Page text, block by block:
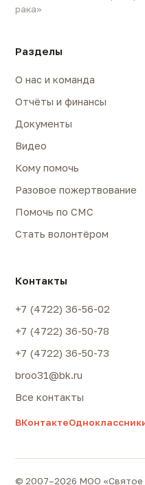
рака»
Разделы
О нас и команда
Отчёты и финансы
Документы
Видео
Кому помочь
Разовое пожертвование
Помочь по СМС
Стать волонтёром
Контакты
+7 (4722) 36-56-02
+7 (4722) 36-50-78
+7 (4722) 36-50-73
broo31@bk.ru
Все контакты
ВКонтакте
© 2007–2026 МОО «Святое